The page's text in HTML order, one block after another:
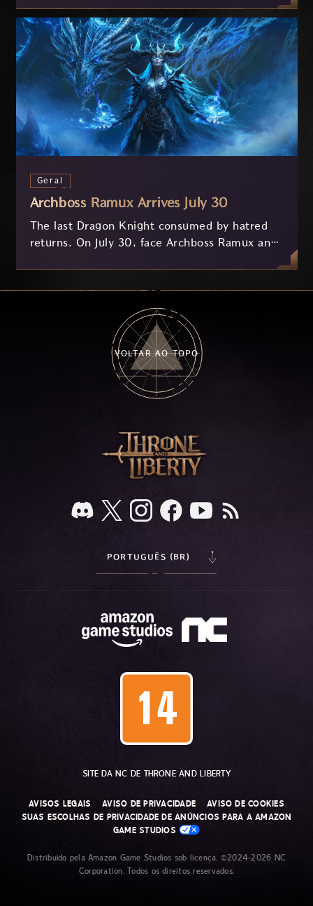
on your feedback.
Geral
Archboss Ramux Arrives July 30
The last Dragon Knight consumed by hatred
returns. On July 30, face Archboss Ramux and
key combat mechanics, the Ballista, and the
new Archboss equipment that awaits.
VOLTAR AO TOPO
PORTUGUÊS (BR)
SITE DA NC DE THRONE AND LIBERTY
AVISOS LEGAIS AVISO DE PRIVACIDADE
AVISO DE COOKIES
SUAS ESCOLHAS DE PRIVACIDADE DE ANÚNCIOS PARA A AMAZON
GAME STUDIOS
Distribuído pela Amazon Game Studios sob licença. ©2024-2026 NC
Corporation. Todos os direitos reservados.